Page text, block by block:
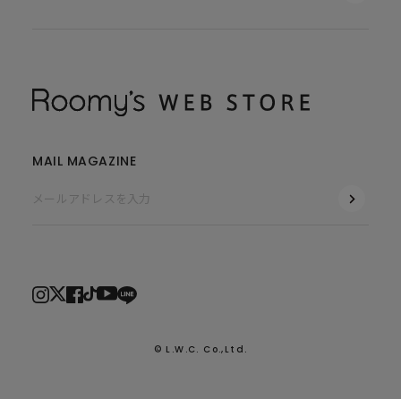
MAIL MAGAZINE
© L.W.C. Co.,Ltd.